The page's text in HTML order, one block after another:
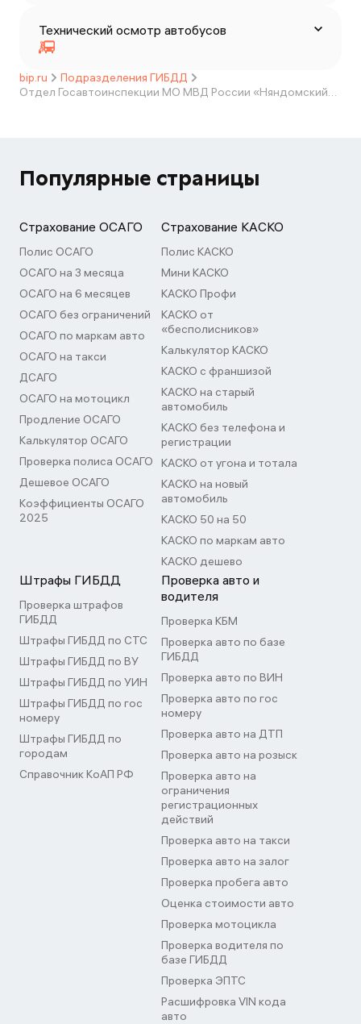
Технический осмотр автобусов
bip.ru
Подразделения ГИБДД
Отдел Госавтоинспекции МО МВД России «Няндомский» ОП "Каргопольское"
Популярные страницы
Страхование ОСАГО
Полис ОСАГО
ОСАГО на 3 месяца
ОСАГО на 6 месяцев
ОСАГО без ограничений
ОСАГО по маркам авто
ОСАГО на такси
ДСАГО
ОСАГО на мотоцикл
Продление ОСАГО
Калькулятор ОСАГО
Проверка полиса ОСАГО
Дешевое ОСАГО
Коэффициенты ОСАГО
2025
Страхование КАСКО
Полис КАСКО
Мини КАСКО
КАСКО Профи
КАСКО от
«бесполисников»
Калькулятор КАСКО
КАСКО с франшизой
КАСКО на старый
автомобиль
КАСКО без телефона и
регистрации
КАСКО от угона и тотала
КАСКО на новый
автомобиль
КАСКО 50 на 50
КАСКО по маркам авто
КАСКО дешево
Штрафы ГИБДД
Проверка штрафов
ГИБДД
Штрафы ГИБДД по СТС
Штрафы ГИБДД по ВУ
Штрафы ГИБДД по УИН
Штрафы ГИБДД по гос
номеру
Штрафы ГИБДД по
городам
Справочник КоАП РФ
Проверка авто и
водителя
Проверка КБМ
Проверка авто по базе
ГИБДД
Проверка авто по ВИН
Проверка авто по гос
номеру
Проверка авто на ДТП
Проверка авто на розыск
Проверка авто на
ограничения
регистрационных
действий
Проверка авто на такси
Проверка авто на залог
Проверка пробега авто
Оценка стоимости авто
Проверка мотоцикла
Проверка водителя по
базе ГИБДД
Проверка ЭПТС
Расшифровка VIN кода
авто